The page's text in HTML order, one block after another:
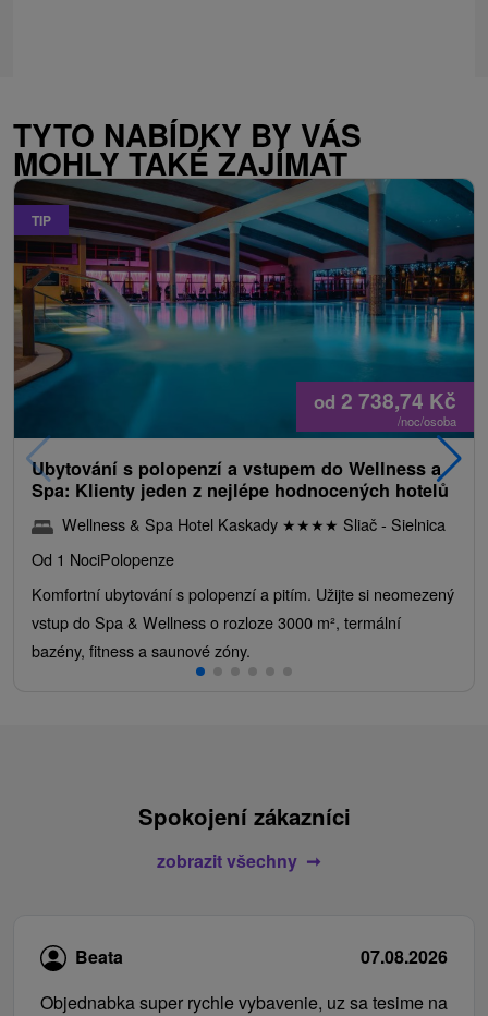
TYTO NABÍDKY BY VÁS
MOHLY TAKÉ ZAJÍMAT
TIP
od 2 738,74 Kč
/noc/osoba
Ubytování s polopenzí a vstupem do Wellness a
Spa: Klienty jeden z nejlépe hodnocených hotelů
Wellness & Spa Hotel Kaskady ★★★★ Sliač - Sielnica
Od 1 NociPolopenze
Komfortní ubytování s polopenzí a pitím. Užijte si neomezený
vstup do Spa & Wellness o rozloze 3000 m², termální
bazény, fitness a saunové zóny.
Spokojení zákazníci
zobrazit všechny
Beata
07.08.2026
Objednabka super rychle vybavenie, uz sa tesime na